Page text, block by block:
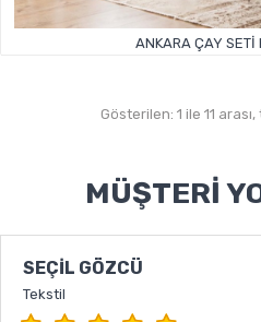
ANKARA ÇAY SETI
Gösterilen: 1 ile 11
MÜŞTERI
SEÇIL GÖZCÜ
Tekstil